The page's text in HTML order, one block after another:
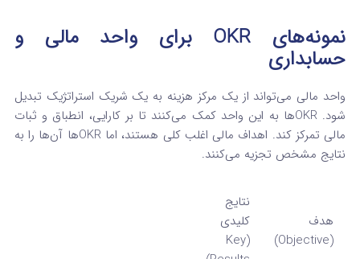
نمونه‌های OKR برای واحد مالی و
حسابداری
واحد مالی می‌تواند از یک مرکز هزینه به یک شریک استراتژیک تبدیل
شود. OKRها به این واحد کمک می‌کنند تا بر کارایی، انطباق و ثبات
مالی تمرکز کند. اهداف مالی اغلب کلی هستند، اما OKRها آن‌ها را به
نتایج مشخص تجزیه می‌کنند.
هدف
(Objective)
نتایج
کلیدی
(Key